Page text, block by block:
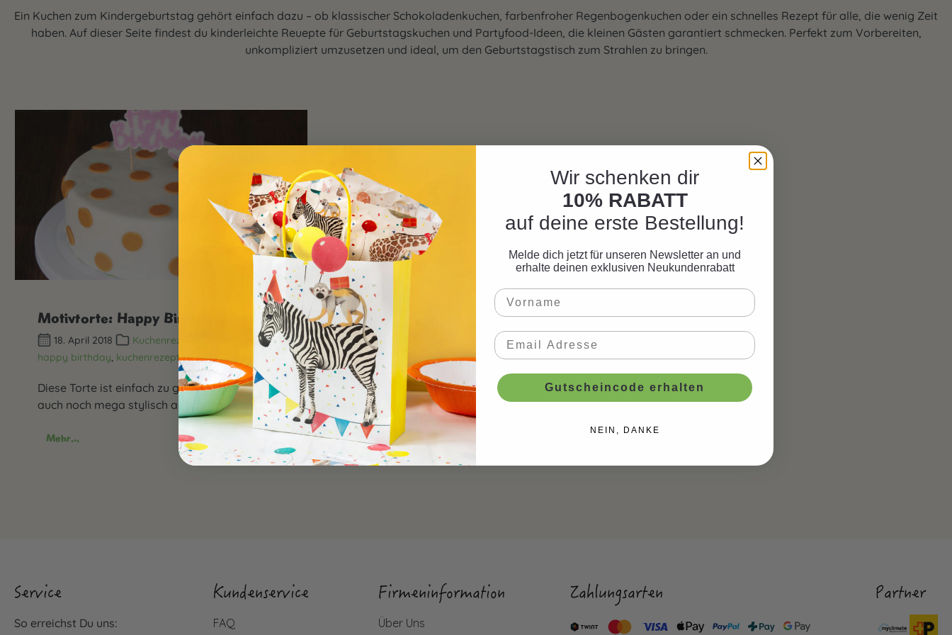
Ein Kuchen zum Kindergeburtstag gehört einfach dazu – ob klassischer Schokoladenkuchen, farbenfroher Regenbogenkuchen oder ein schnelles Rezept für alle, die wenig Zeit
haben. Auf dieser Seite findest du kinderleichte Reuepte für Geburtstagskuchen und Partyfood-Ideen, die kleinen Gästen garantiert schmecken. Perfekt zum Vorbereiten,
unkompliziert umzusetzen und ideal, um den Geburtstagstisch zum Strahlen zu bringen.
Motivtorte: Happy Birthday Vintage
18. April 2018
Kuchenrezepte & -deko
happy birthday, kuchenrezepte
Diese Torte ist einfach zu gestalten und sieht
auch noch mega stylisch aus!
Mehr...
Service
So erreichst Du uns:
Kundenservice
FAQ
Firmeninformation
Über Uns
Zahlungsarten Partner
Wir schenken dir
10% RABATT
auf deine erste Bestellung!
Melde dich jetzt für unseren Newsletter an und
erhalte deinen exklusiven Neukundenrabatt
Gutscheincode erhalten
NEIN, DANKE